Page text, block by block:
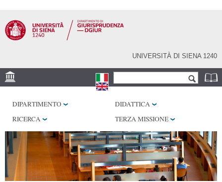
contenuto
principale
UNIVERSITÀ DI SIENA 1240
Form di ricerca
BIBLIOTECHE
SERVIZI
DIPARTIMENTO
DIDATTICA
RICERCA
TERZA MISSIONE